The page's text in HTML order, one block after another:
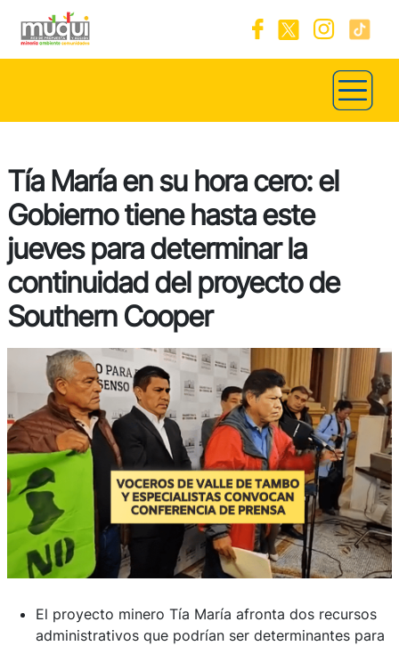
Tía María en su hora cero: el
Gobierno tiene hasta este
jueves para determinar la
continuidad del proyecto de
Southern Cooper
El proyecto minero Tía María afronta dos recursos
administrativos que podrían ser determinantes para